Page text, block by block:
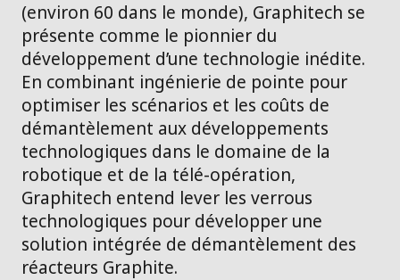
(environ 60 dans le monde), Graphitech se
présente comme le pionnier du
développement d’une technologie inédite.
En combinant ingénierie de pointe pour
optimiser les scénarios et les coûts de
démantèlement aux développements
technologiques dans le domaine de la
robotique et de la télé-opération,
Graphitech entend lever les verrous
technologiques pour développer une
solution intégrée de démantèlement des
réacteurs Graphite.